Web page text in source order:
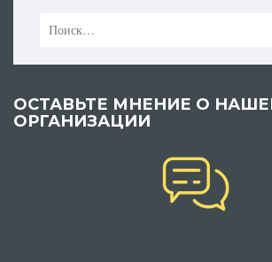
Найти:
ОСТАВЬТЕ МНЕНИЕ О
ОРГАНИЗАЦИИ